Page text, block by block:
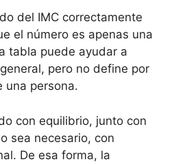
del IMC correctamente
el número es apenas una
tabla puede ayudar a
pero no define por
una persona.
con equilibrio, junto con
sea necesario, con
De esa forma, la